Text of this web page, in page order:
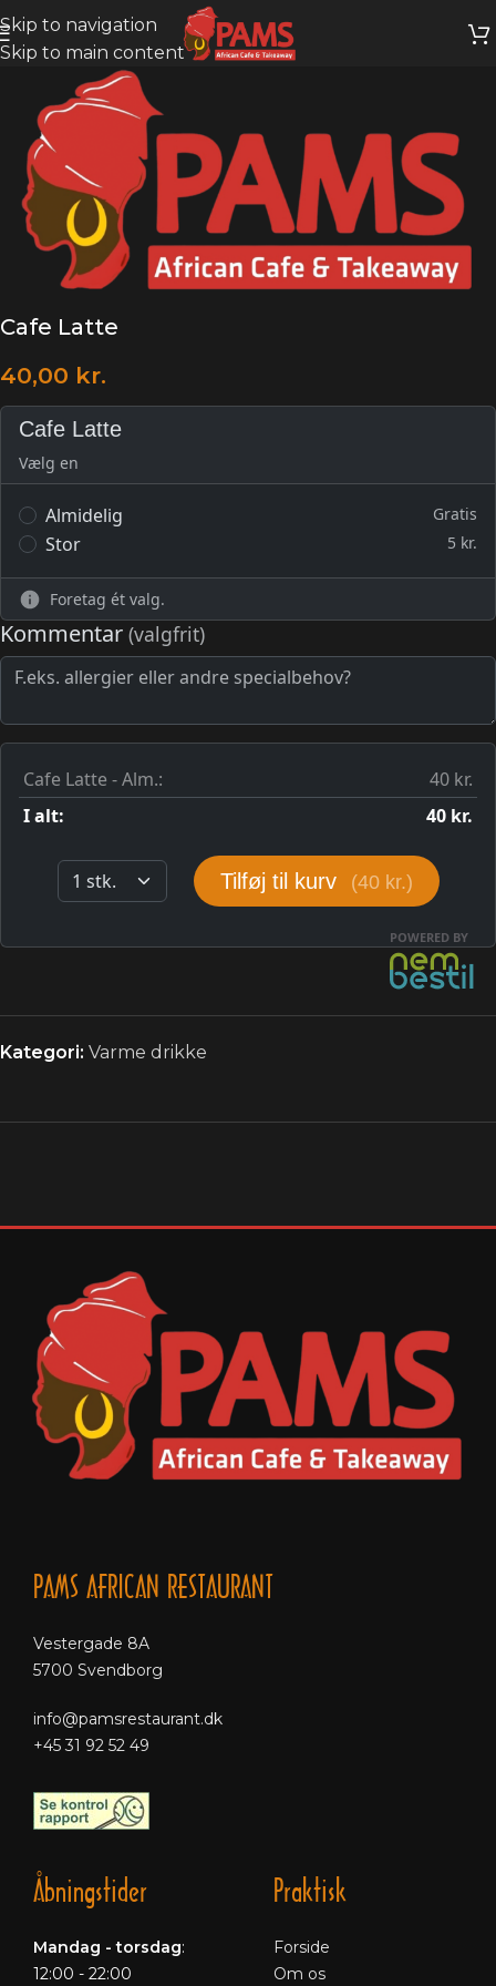
Skip to navigation
Skip to main content
Cafe Latte
40,00 kr.
Kategori: Varme drikke
PAMS AFRICAN RESTAURANT
Vestergade 8A
5700 Svendborg
info@pamsrestaurant.dk
+45 31 92 52 49
Åbningstider
Mandag - torsdag:
12:00 - 22:00
Praktisk
Forside
Om os